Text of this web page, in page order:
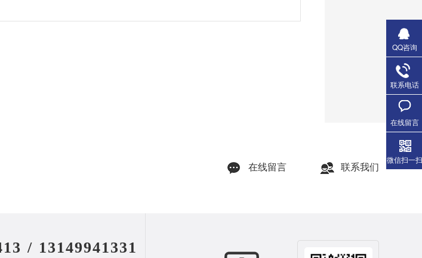
在线留言 联系我们
/ 13149941331
QQ咨询
联系电话
在线留言
微信扫一扫